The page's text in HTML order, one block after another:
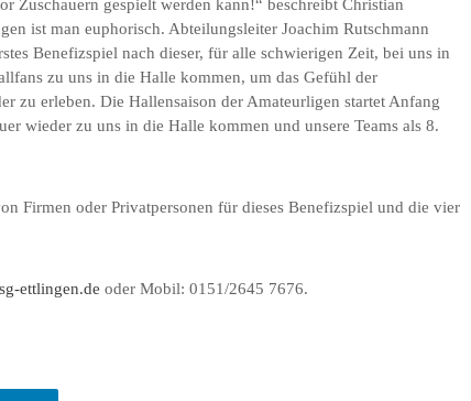
Zuschauern gespielt werden kann!“ beschreibt Christian
ist man euphorisch. Abteilungsleiter Joachim Rutschmann
Benefizspiel nach dieser, für alle schwierigen Zeit, bei uns in
zu uns in die Halle kommen, um das Gefühl der
zu erleben. Die Hallensaison der Amateurligen startet Anfang
wieder zu uns in die Halle kommen und unsere Teams als 8.
Firmen oder Privatpersonen für dieses Benefizspiel und die vier
ettlingen.de oder Mobil: 0151/2645 7676.